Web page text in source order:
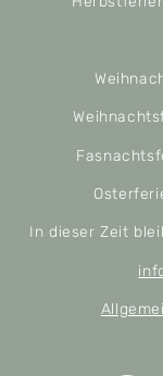
In dieser Zeit